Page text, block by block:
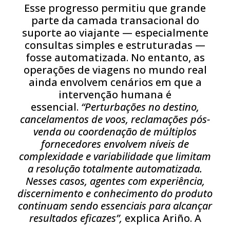
Esse progresso permitiu que grande
parte da camada transacional do
suporte ao viajante — especialmente
consultas simples e estruturadas —
fosse automatizada. No entanto, as
operações de viagens no mundo real
ainda envolvem cenários em que a
intervenção humana é
essencial. “Perturbações no destino,
cancelamentos de voos, reclamações pós-
venda ou coordenação de múltiplos
fornecedores envolvem níveis de
complexidade e variabilidade que limitam
a resolução totalmente automatizada.
Nesses casos, agentes com experiência,
discernimento e conhecimento do produto
continuam sendo essenciais para alcançar
resultados eficazes”, explica Ariño. A